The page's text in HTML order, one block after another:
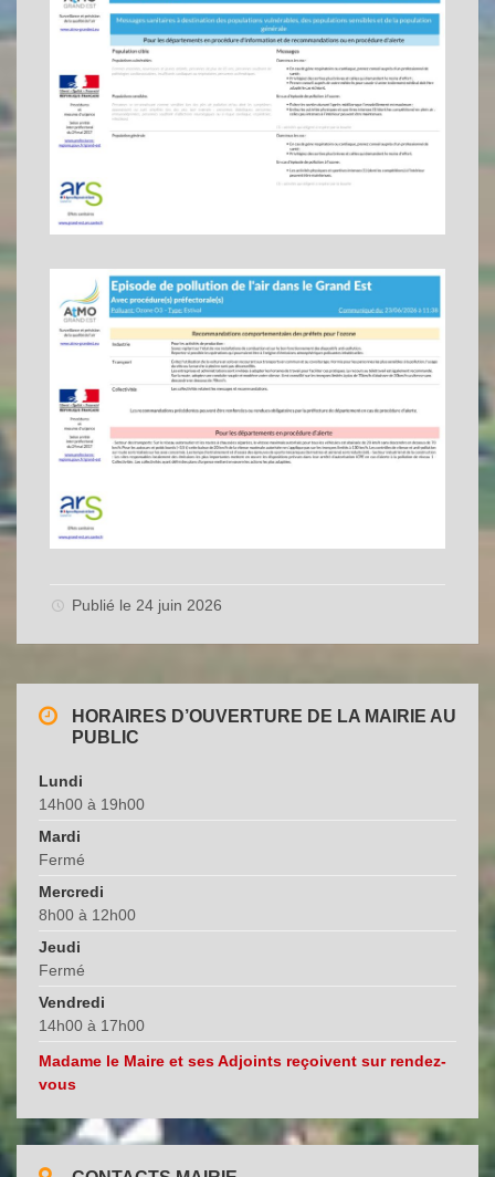
Publié le 24 juin 2026
HORAIRES D’OUVERTURE DE LA MAIRIE AU
PUBLIC
Lundi
14h00 à 19h00
Mardi
Fermé
Mercredi
8h00 à 12h00
Jeudi
Fermé
Vendredi
14h00 à 17h00
Madame le Maire et ses Adjoints reçoivent sur rendez-
vous